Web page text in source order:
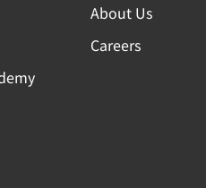
About Us
Careers